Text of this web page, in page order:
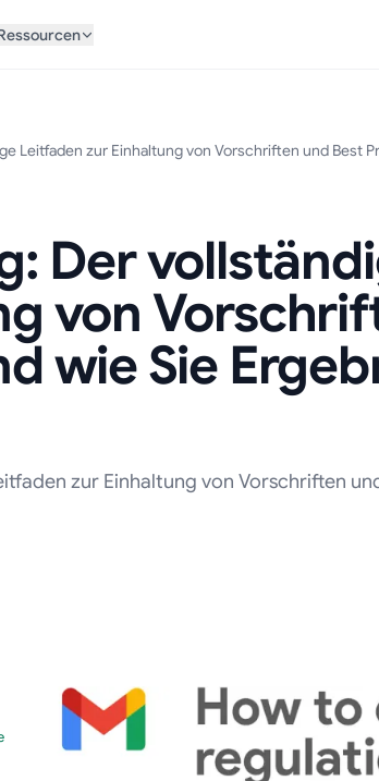
Leitfaden zur Einhaltung von Vorschriften und Best
Der
von
wie Sie
zur Einhaltung von Vorschriften